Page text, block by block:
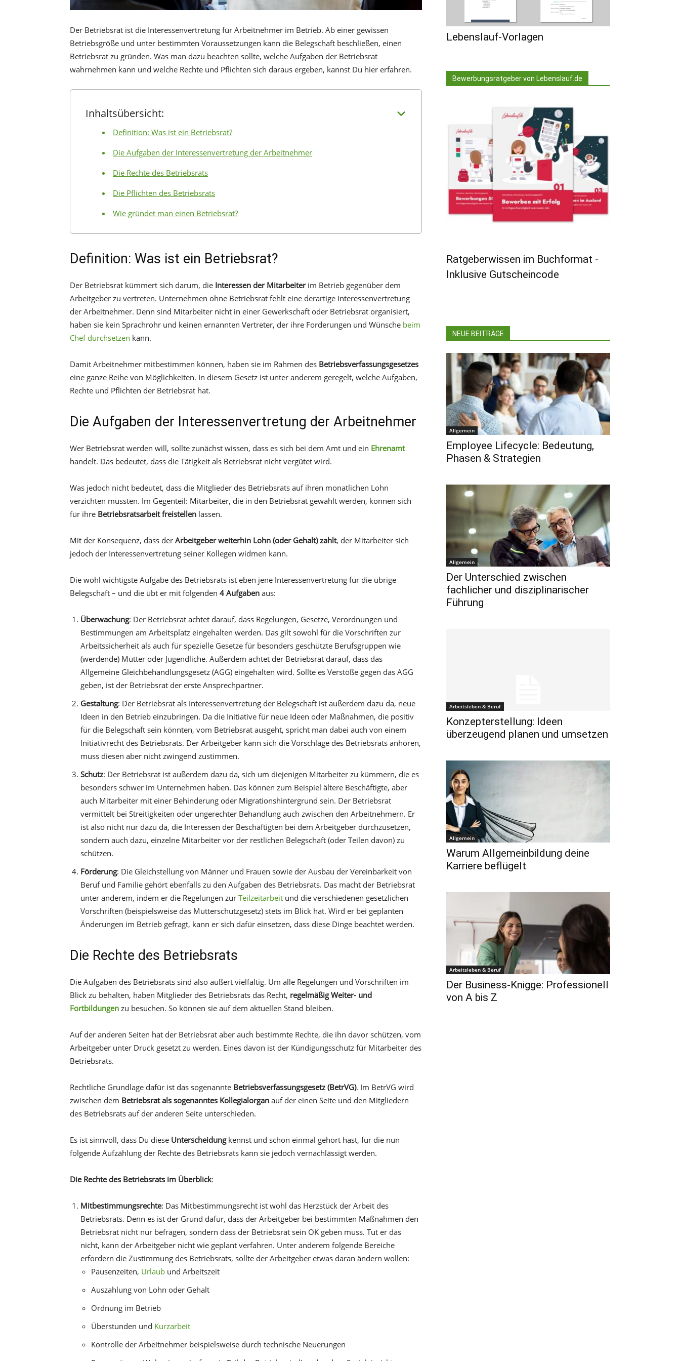
Der Betriebsrat ist die Interessenvertretung für Arbeitnehmer im Betrieb. Ab einer gewissen
Betriebsgröße und unter bestimmten Voraussetzungen kann die Belegschaft beschließen, einen
Betriebsrat zu gründen. Was man dazu beachten sollte, welche Aufgaben der Betriebsrat
wahrnehmen kann und welche Rechte und Pflichten sich daraus ergeben, kannst Du hier erfahren.
Inhaltsübersicht:
Definition: Was ist ein Betriebsrat?
Die Aufgaben der Interessenvertretung der Arbeitnehmer
Die Rechte des Betriebsrats
Die Pflichten des Betriebsrats
Wie gründet man einen Betriebsrat?
Definition: Was ist ein Betriebsrat?
Der Betriebsrat kümmert sich darum, die Interessen der Mitarbeiter im Betrieb gegenüber dem
Arbeitgeber zu vertreten. Unternehmen ohne Betriebsrat fehlt eine derartige Interessenvertretung
der Arbeitnehmer. Denn sind Mitarbeiter nicht in einer Gewerkschaft oder Betriebsrat organisiert,
haben sie kein Sprachrohr und keinen ernannten Vertreter, der ihre Forderungen und Wünsche beim
Chef durchsetzen kann.
Damit Arbeitnehmer mitbestimmen können, haben sie im Rahmen des Betriebsverfassungsgesetzes
eine ganze Reihe von Möglichkeiten. In diesem Gesetz ist unter anderem geregelt, welche Aufgaben,
Rechte und Pflichten der Betriebsrat hat.
Die Aufgaben der Interessenvertretung der Arbeitnehmer
Wer Betriebsrat werden will, sollte zunächst wissen, dass es sich bei dem Amt und ein Ehrenamt
handelt. Das bedeutet, dass die Tätigkeit als Betriebsrat nicht vergütet wird.
Was jedoch nicht bedeutet, dass die Mitglieder des Betriebsrats auf ihren monatlichen Lohn
verzichten müssten. Im Gegenteil: Mitarbeiter, die in den Betriebsrat gewählt werden, können sich
für ihre Betriebsratsarbeit freistellen lassen.
Mit der Konsequenz, dass der Arbeitgeber weiterhin Lohn (oder Gehalt) zahlt, der Mitarbeiter sich
jedoch der Interessenvertretung seiner Kollegen widmen kann.
Die wohl wichtigste Aufgabe des Betriebsrats ist eben jene Interessenvertretung für die übrige
Belegschaft – und die übt er mit folgenden 4 Aufgaben aus:
Überwachung: Der Betriebsrat achtet darauf, dass Regelungen, Gesetze, Verordnungen und
Bestimmungen am Arbeitsplatz eingehalten werden. Das gilt sowohl für die Vorschriften zur
Arbeitssicherheit als auch für spezielle Gesetze für besonders geschützte Berufsgruppen wie
(werdende) Mütter oder Jugendliche. Außerdem achtet der Betriebsrat darauf, dass das
Allgemeine Gleichbehandlungsgesetz (AGG) eingehalten wird. Sollte es Verstöße gegen das AGG
geben, ist der Betriebsrat der erste Ansprechpartner.
Gestaltung: Der Betriebsrat als Interessenvertretung der Belegschaft ist außerdem dazu da, neue
Ideen in den Betrieb einzubringen. Da die Initiative für neue Ideen oder Maßnahmen, die positiv
für die Belegschaft sein könnten, vom Betriebsrat ausgeht, spricht man dabei auch von einem
Initiativrecht des Betriebsrats. Der Arbeitgeber kann sich die Vorschläge des Betriebsrats anhören,
muss diesen aber nicht zwingend zustimmen.
Schutz: Der Betriebsrat ist außerdem dazu da, sich um diejenigen Mitarbeiter zu kümmern, die es
besonders schwer im Unternehmen haben. Das können zum Beispiel ältere Beschäftigte, aber
auch Mitarbeiter mit einer Behinderung oder Migrationshintergrund sein. Der Betriebsrat
vermittelt bei Streitigkeiten oder ungerechter Behandlung auch zwischen den Arbeitnehmern. Er
ist also nicht nur dazu da, die Interessen der Beschäftigten bei dem Arbeitgeber durchzusetzen,
sondern auch dazu, einzelne Mitarbeiter vor der restlichen Belegschaft (oder Teilen davon) zu
schützen.
Förderung: Die Gleichstellung von Männer und Frauen sowie der Ausbau der Vereinbarkeit von
Beruf und Familie gehört ebenfalls zu den Aufgaben des Betriebsrats. Das macht der Betriebsrat
unter anderem, indem er die Regelungen zur Teilzeitarbeit und die verschiedenen gesetzlichen
Vorschriften (beispielsweise das Mutterschutzgesetz) stets im Blick hat. Wird er bei geplanten
Änderungen im Betrieb gefragt, kann er sich dafür einsetzen, dass diese Dinge beachtet werden.
Die Rechte des Betriebsrats
Die Aufgaben des Betriebsrats sind also äußert vielfältig. Um alle Regelungen und Vorschriften im
Blick zu behalten, haben Mitglieder des Betriebsrats das Recht, regelmäßig Weiter- und
Fortbildungen zu besuchen. So können sie auf dem aktuellen Stand bleiben.
Auf der anderen Seiten hat der Betriebsrat aber auch bestimmte Rechte, die ihn davor schützen, vom
Arbeitgeber unter Druck gesetzt zu werden. Eines davon ist der Kündigungsschutz für Mitarbeiter des
Betriebsrats.
Rechtliche Grundlage dafür ist das sogenannte Betriebsverfassungsgesetz (BetrVG). Im BetrVG wird
zwischen dem Betriebsrat als sogenanntes Kollegialorgan auf der einen Seite und den Mitgliedern
des Betriebsrats auf der anderen Seite unterschieden.
Es ist sinnvoll, dass Du diese Unterscheidungkennst und schon einmal gehört hast, für die nun
folgende Aufzählung der Rechte des Betriebsrats kann sie jedoch vernachlässigt werden.
Die Rechte des Betriebsrats im Überblick:
Mitbestimmungsrechte: Das Mitbestimmungsrecht ist wohl das Herzstück der Arbeit des
Betriebsrats. Denn es ist der Grund dafür, dass der Arbeitgeber bei bestimmten Maßnahmen den
Betriebsrat nicht nur befragen, sondern dass der Betriebsrat sein OK geben muss. Tut er das
nicht, kann der Arbeitgeber nicht wie geplant verfahren. Unter anderem folgende Bereiche
erfordern die Zustimmung des Betriebsrats, sollte der Arbeitgeber etwas daran ändern wollen:
Pausenzeiten, Urlaub und Arbeitszeit
Auszahlung von Lohn oder Gehalt
Ordnung im Betrieb
Überstunden und Kurzarbeit
Kontrolle der Arbeitnehmer beispielsweise durch technische Neuerungen
Lebenslauf-Vorlagen
Bewerbungsratgeber von Lebenslauf.de
Ratgeberwissen im Buchformat -
Inklusive Gutscheincode
NEUE BEITRÄGE
Allgemein
Employee Lifecycle: Bedeutung,
Phasen & Strategien
Allgemein
Der Unterschied zwischen
fachlicher und disziplinarischer
Führung
Arbeitsleben & Beruf
Konzepterstellung: Ideen
überzeugend planen und umsetzen
Allgemein
Warum Allgemeinbildung deine
Karriere beflügelt
Arbeitsleben & Beruf
Der Business-Knigge: Professionell
von A bis Z